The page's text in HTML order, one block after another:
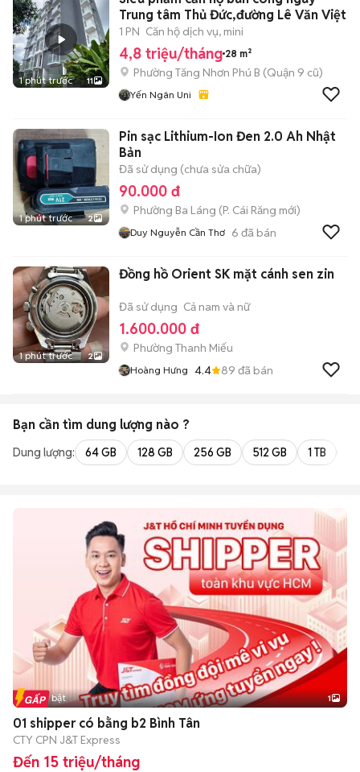
1 phút trước 11
Trung tâm Thủ Đức,đường Lê Văn Việt
1 PN Căn hộ dịch vụ, mini
4,8 triệu/tháng 28 m²
Phường Tăng Nhơn Phú B (Quận 9 cũ)
Yến Ngân Uni
1 phút trước 2
Pin sạc Lithium-Ion Đen 2.0 Ah Nhật
Bản
Đã sử dụng (chưa sửa chữa)
90.000 đ
Phường Ba Láng (P. Cái Răng mới)
Duy Nguyễn Cần Thơ 6 đã bán
1 phút trước 2
Đồng hồ Orient SK mặt cánh sen zin
Đã sử dụng Cả nam và nữ
1.600.000 đ
Phường Thanh Miếu
Hoàng Hưng 4.4 89 đã bán
Bạn cần tìm dung lượng nào ?
Dung lượng: 64 GB 128 GB 256 GB 512 GB 1 TB
Tin nổi bật 1
01 shipper có bằng b2 Bình Tân
CTY CPN J&T Express
Đến 15 triệu/tháng